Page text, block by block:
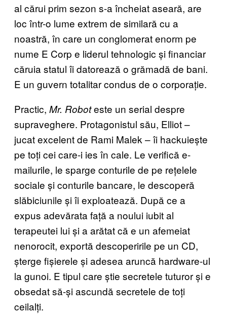
al cărui prim sezon s-a încheiat aseară, are
loc într-o lume extrem de similară cu a
noastră, în care un conglomerat enorm pe
nume E Corp e liderul tehnologic și financiar
căruia statul îi datorează o grămadă de bani.
E un guvern totalitar condus de o corporație.
Practic, Mr. Roboteste un serial despre
supraveghere. Protagonistul său, Elliot –
jucat excelent de Rami Malek – îi hackuiește
pe toți cei care-i ies în cale. Le verifică e-
mailurile, le sparge conturile de pe rețelele
sociale și conturile bancare, le descoperă
slăbiciunile și îi exploatează. După ce a
expus adevărata față a noului iubit al
terapeutei lui și a arătat că e un afemeiat
nenorocit, exportă descoperirile pe un CD,
șterge fișierele și adesea aruncă hardware-ul
la gunoi. E tipul care știe secretele tuturor și e
obsedat să-și ascundă secretele de toți
ceilalți.